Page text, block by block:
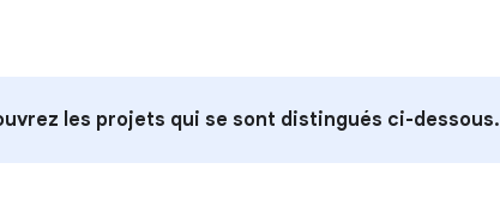
les projets qui se sont distingués ci-dessous.